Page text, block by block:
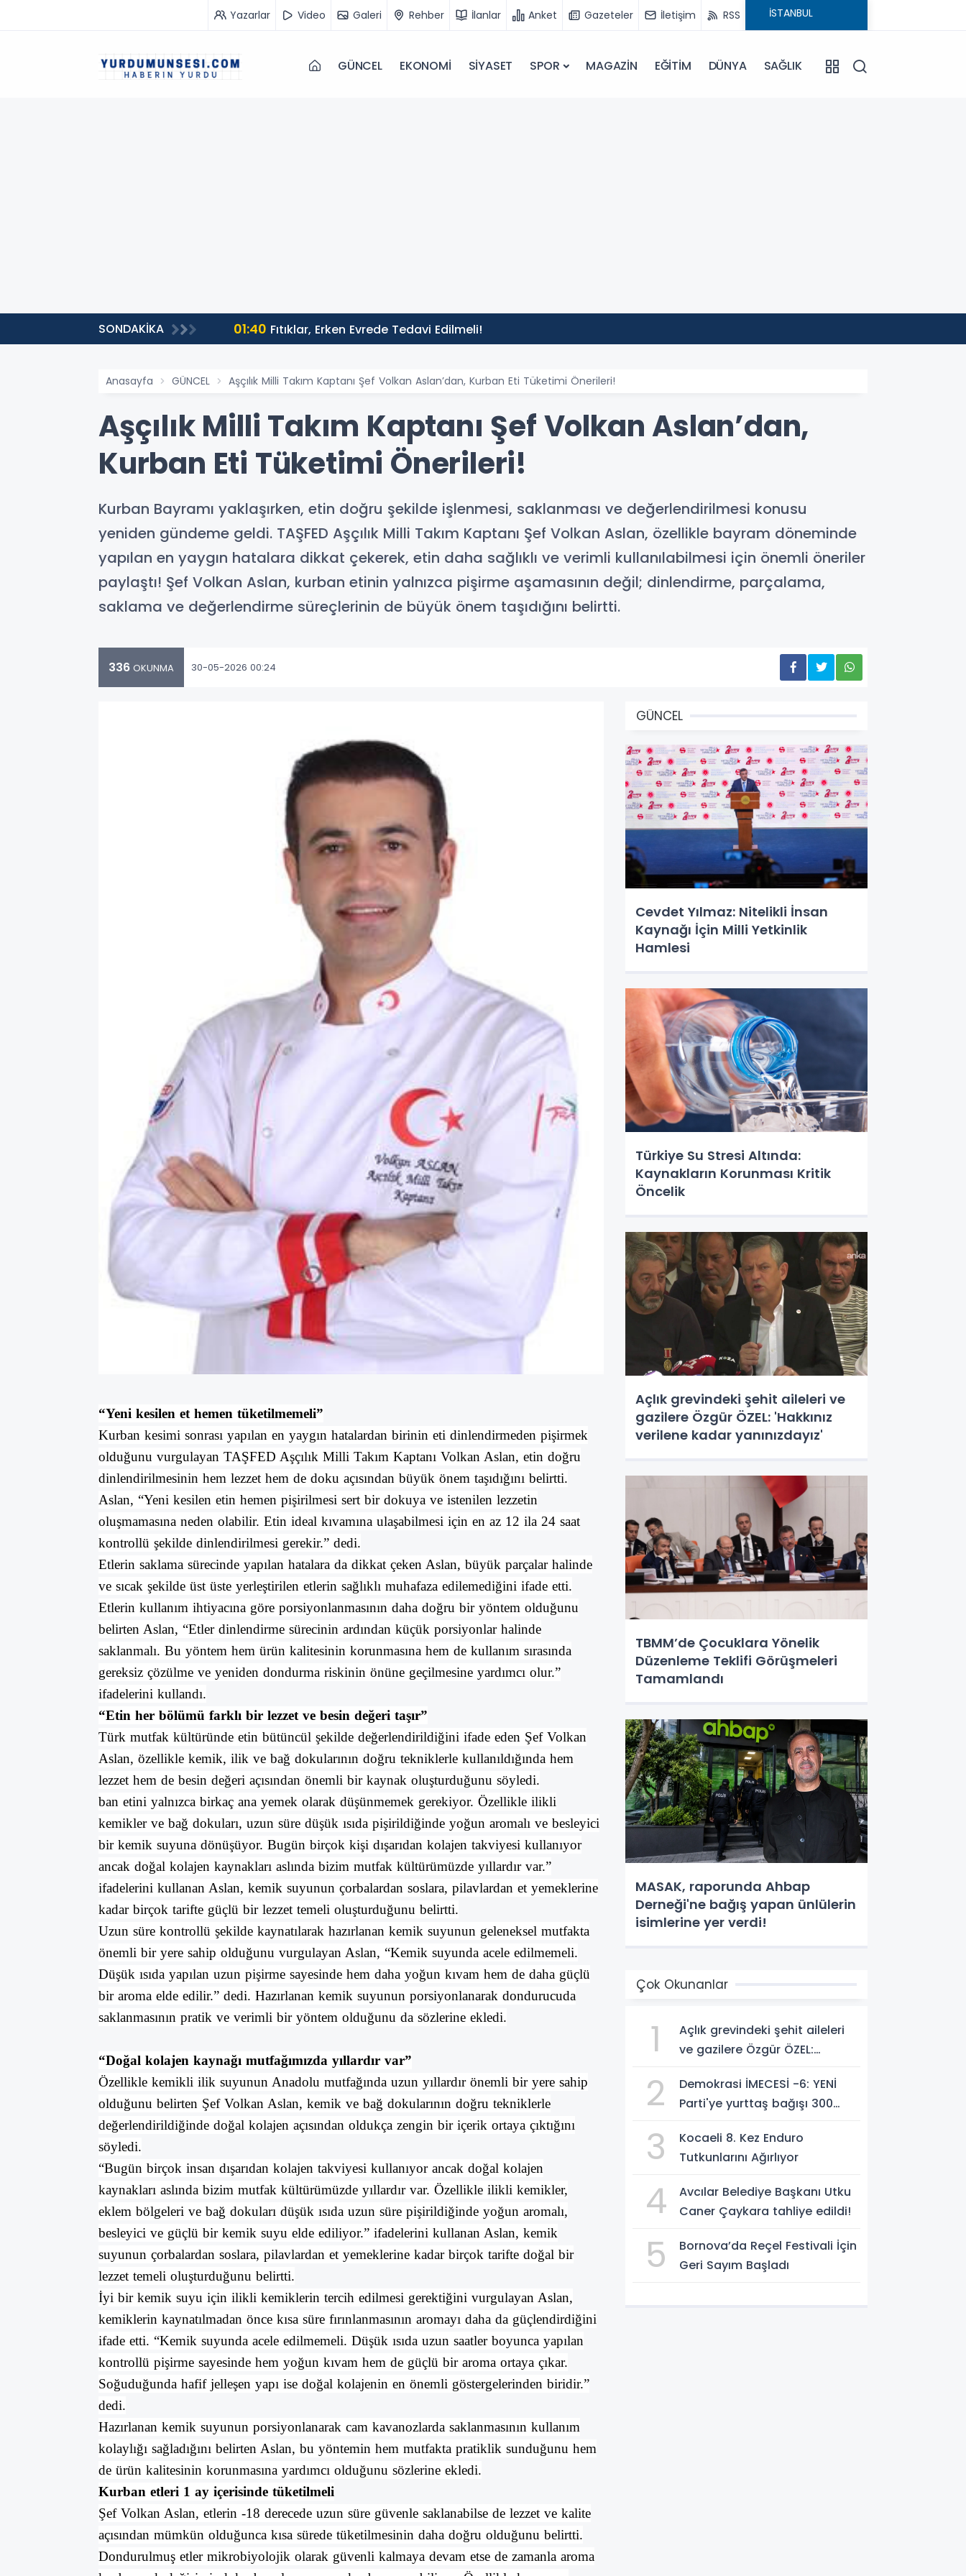
Yazarlar Video Galeri Rehber İlanlar Anket Gazeteler İletişim RSS
GÜNCEL EKONOMİ SİYASET SPOR MAGAZİN EĞİTİM DÜNYA SAĞLIK
SONDAKİKA 01:40 Fıtıklar, Erken Evrede Tedavi Edilmeli!
Anasayfa GÜNCEL Aşçılık Milli Takım Kaptanı Şef Volkan Aslan’dan, Kurban Eti Tüketimi Önerileri!
Aşçılık Milli Takım Kaptanı Şef Volkan Aslan’dan,
Kurban Eti Tüketimi Önerileri!
Kurban Bayramı yaklaşırken, etin doğru şekilde işlenmesi, saklanması ve değerlendirilmesi konusu
yeniden gündeme geldi. TAŞFED Aşçılık Milli Takım Kaptanı Şef Volkan Aslan, özellikle bayram döneminde
yapılan en yaygın hatalara dikkat çekerek, etin daha sağlıklı ve verimli kullanılabilmesi için önemli öneriler
paylaştı! Şef Volkan Aslan, kurban etinin yalnızca pişirme aşamasının değil; dinlendirme, parçalama,
saklama ve değerlendirme süreçlerinin de büyük önem taşıdığını belirtti.
336 OKUNMA 30-05-2026 00:24
“Yeni kesilen et hemen tüketilmemeli”
Kurban kesimi sonrası yapılan en yaygın hatalardan birinin eti dinlendirmeden pişirmek
olduğunu vurgulayan TAŞFED Aşçılık Milli Takım Kaptanı Volkan Aslan, etin doğru
dinlendirilmesinin hem lezzet hem de doku açısından büyük önem taşıdığını belirtti.
Aslan, “Yeni kesilen etin hemen pişirilmesi sert bir dokuya ve istenilen lezzetin
oluşmamasına neden olabilir. Etin ideal kıvamına ulaşabilmesi için en az 12 ila 24 saat
kontrollü şekilde dinlendirilmesi gerekir.” dedi.
Etlerin saklama sürecinde yapılan hatalara da dikkat çeken Aslan, büyük parçalar halinde
ve sıcak şekilde üst üste yerleştirilen etlerin sağlıklı muhafaza edilemediğini ifade etti.
Etlerin kullanım ihtiyacına göre porsiyonlanmasının daha doğru bir yöntem olduğunu
belirten Aslan, “Etler dinlendirme sürecinin ardından küçük porsiyonlar halinde
saklanmalı. Bu yöntem hem ürün kalitesinin korunmasına hem de kullanım sırasında
gereksiz çözülme ve yeniden dondurma riskinin önüne geçilmesine yardımcı olur.”
ifadelerini kullandı.
“Etin her bölümü farklı bir lezzet ve besin değeri taşır”
Türk mutfak kültüründe etin bütüncül şekilde değerlendirildiğini ifade eden Şef Volkan
Aslan, özellikle kemik, ilik ve bağ dokularının doğru tekniklerle kullanıldığında hem
lezzet hem de besin değeri açısından önemli bir kaynak oluşturduğunu söyledi.
ban etini yalnızca birkaç ana yemek olarak düşünmemek gerekiyor. Özellikle ilikli
kemikler ve bağ dokuları, uzun süre düşük ısıda pişirildiğinde yoğun aromalı ve besleyici
bir kemik suyuna dönüşüyor. Bugün birçok kişi dışarıdan kolajen takviyesi kullanıyor
ancak doğal kolajen kaynakları aslında bizim mutfak kültürümüzde yıllardır var.”
ifadelerini kullanan Aslan, kemik suyunun çorbalardan soslara, pilavlardan et yemeklerine
kadar birçok tarifte güçlü bir lezzet temeli oluşturduğunu belirtti.
Uzun süre kontrollü şekilde kaynatılarak hazırlanan kemik suyunun geleneksel mutfakta
önemli bir yere sahip olduğunu vurgulayan Aslan, “Kemik suyunda acele edilmemeli.
Düşük ısıda yapılan uzun pişirme sayesinde hem daha yoğun kıvam hem de daha güçlü
bir aroma elde edilir.” dedi. Hazırlanan kemik suyunun porsiyonlanarak dondurucuda
saklanmasının pratik ve verimli bir yöntem olduğunu da sözlerine ekledi.
“Doğal kolajen kaynağı mutfağımızda yıllardır var”
Özellikle kemikli ilik suyunun Anadolu mutfağında uzun yıllardır önemli bir yere sahip
olduğunu belirten Şef Volkan Aslan, kemik ve bağ dokularının doğru tekniklerle
değerlendirildiğinde doğal kolajen açısından oldukça zengin bir içerik ortaya çıktığını
söyledi.
“Bugün birçok insan dışarıdan kolajen takviyesi kullanıyor ancak doğal kolajen
kaynakları aslında bizim mutfak kültürümüzde yıllardır var. Özellikle ilikli kemikler,
eklem bölgeleri ve bağ dokuları düşük ısıda uzun süre pişirildiğinde yoğun aromalı,
besleyici ve güçlü bir kemik suyu elde ediliyor.” ifadelerini kullanan Aslan, kemik
suyunun çorbalardan soslara, pilavlardan et yemeklerine kadar birçok tarifte doğal bir
lezzet temeli oluşturduğunu belirtti.
İyi bir kemik suyu için ilikli kemiklerin tercih edilmesi gerektiğini vurgulayan Aslan,
kemiklerin kaynatılmadan önce kısa süre fırınlanmasının aromayı daha da güçlendirdiğini
ifade etti. “Kemik suyunda acele edilmemeli. Düşük ısıda uzun saatler boyunca yapılan
kontrollü pişirme sayesinde hem yoğun kıvam hem de güçlü bir aroma ortaya çıkar.
Soğuduğunda hafif jelleşen yapı ise doğal kolajenin en önemli göstergelerinden biridir.”
dedi.
Hazırlanan kemik suyunun porsiyonlanarak cam kavanozlarda saklanmasının kullanım
kolaylığı sağladığını belirten Aslan, bu yöntemin hem mutfakta pratiklik sunduğunu hem
de ürün kalitesinin korunmasına yardımcı olduğunu sözlerine ekledi.
Kurban etleri 1 ay içerisinde tüketilmeli
Şef Volkan Aslan, etlerin -18 derecede uzun süre güvenle saklanabilse de lezzet ve kalite
açısından mümkün olduğunca kısa sürede tüketilmesinin daha doğru olduğunu belirtti.
Dondurulmuş etler mikrobiyolojik olarak güvenli kalmaya devam etse de zamanla aroma
GÜNCEL
Cevdet Yılmaz: Nitelikli İnsan
Kaynağı İçin Milli Yetkinlik
Hamlesi
Türkiye Su Stresi Altında:
Kaynakların Korunması Kritik
Öncelik
Açlık grevindeki şehit aileleri ve
gazilere Özgür ÖZEL: 'Hakkınız
verilene kadar yanınızdayız'
TBMM’de Çocuklara Yönelik
Düzenleme Teklifi Görüşmeleri
Tamamlandı
MASAK, raporunda Ahbap
Derneği'ne bağış yapan ünlülerin
isimlerine yer verdi!
Çok Okunanlar
1
Açlık grevindeki şehit aileleri
ve gazilere Özgür ÖZEL:
yanınızdayız'
2
Demokrasi İMECESİ -6: YENİ
Parti'ye yurttaş bağışı 300
3
Kocaeli 8. Kez Enduro
Tutkunlarını Ağırlıyor
4
Avcılar Belediye Başkanı Utku
Caner Çaykara tahliye edildi!
5
Bornova’da Reçel Festivali İçin
Geri Sayım Başladı